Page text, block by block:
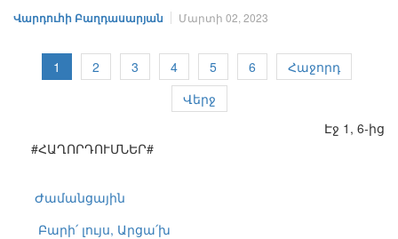
Վարդուհի Բաղդասարյան Մարտի 02, 2023
1 2 3 4 5 6
Հաջորդ
Վերջ
Էջ 1, 6-ից
#ՀԱՂՈՐԴՈՒՄՆԵՐ#
Ժամանցային
Բարի՛ լույս, Արցա՛խ